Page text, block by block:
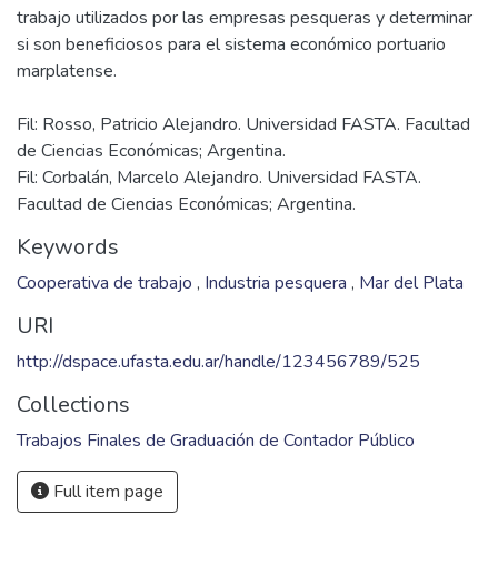
trabajo utilizados por las empresas pesqueras y determinar
si son beneficiosos para el sistema económico portuario
Fil: Rosso, Patricio Alejandro. Universidad FASTA. Facultad
de Ciencias Económicas; Argentina.
Fil: Corbalán, Marcelo Alejandro. Universidad FASTA.
Facultad de Ciencias Económicas; Argentina.
Keywords
Cooperativa de trabajo , Industria pesquera , Mar del Plata
URI
http://dspace.ufasta.edu.ar/handle/123456789/525
Collections
Trabajos Finales de Graduación de Contador Público
Full item page